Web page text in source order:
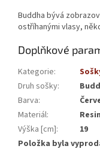
Buddha bývá
ostříhanými vlasy,
Doplňkové
Kategorie:
Druh sošky:
Barva:
Materiál:
Resin
Výška [cm]:
19
Položka byla